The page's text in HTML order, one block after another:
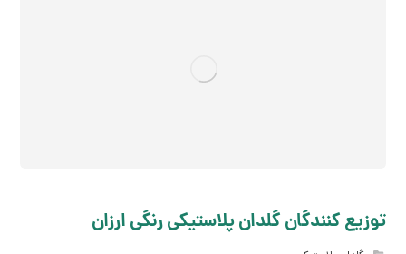
توزیع کنندگان گلدان پلاستیکی رنگی ارزان